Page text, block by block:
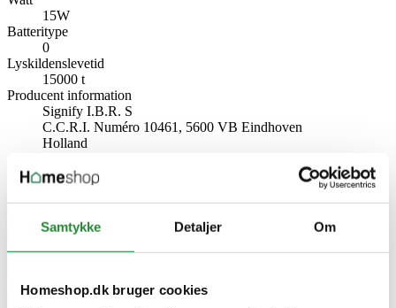
Samtykke Detaljer Om
Homeshop.dk bruger cookies
15W
Batteritype
0
Lyskildenslevetid
15000 t
Producent information
Signify I.B.R. S
C.C.R.I. Numéro 10461, 5600 VB Eindhoven
Holland
Specifikke referencer
Lev. varenr.
8720169076969
EAN
EAN-13
8720169076969